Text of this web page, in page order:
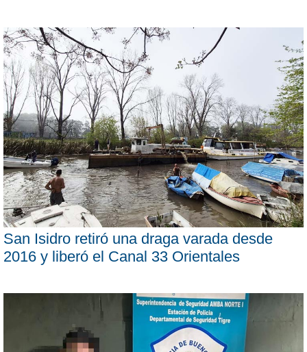
San Isidro retiró una draga varada desde
2016 y liberó el Canal 33 Orientales